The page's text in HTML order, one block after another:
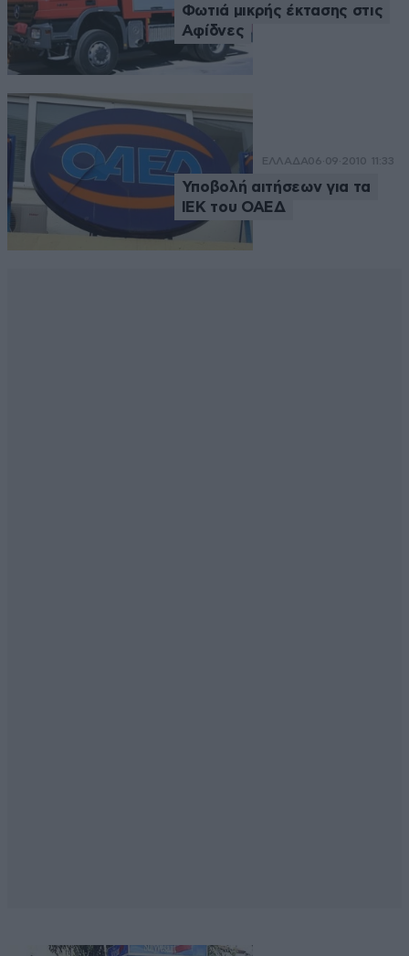
Φωτιά μικρής έκτασης στις
Αφίδνες
ΕΛΛΑΔΑ06·09·2010 11:33
Υποβολή αιτήσεων για τα
ΙΕΚ του ΟΑΕΔ